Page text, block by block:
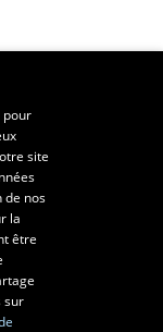
de développement
pour
site
de nos
la
être
sur